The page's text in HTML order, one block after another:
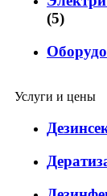
(5)
Услуги и цены